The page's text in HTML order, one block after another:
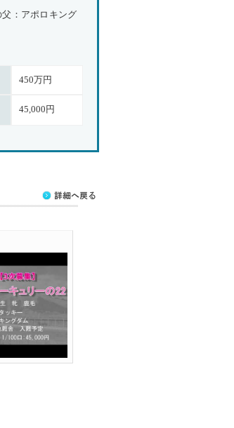
：アポロキング
450万円
45,000円